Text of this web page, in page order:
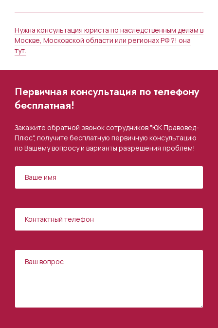
Нужна консультация юриста по наследственным делам в
Москве, Московской области или регионах РФ ?! она
тут.
Первичная консультация по телефону
бесплатная!
Закажите обратной звонок сотрудников "ЮК Правовед-
Плюс", получите бесплатную первичную консультацию
по Вашему вопросу и варианты разрешения проблем!